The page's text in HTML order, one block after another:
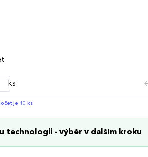
ks
je 10 ks
technologii - výběr v dalším kroku